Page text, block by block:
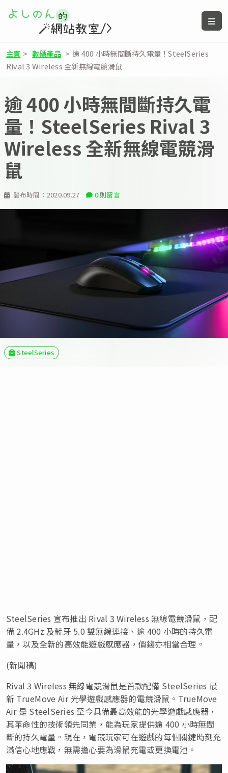
主頁 > 數碼產品 > 逾 400 小時無間斷持久電量！SteelSeries
Rival 3 Wireless 全新無線電競滑鼠
發布時間： 2020.09.27 0 則留言
逾 400 小時無間斷持久電
量！SteelSeries Rival 3
Wireless 全新無線電競滑
鼠
SteelSeries
SteelSeries 宣布推出 Rival 3 Wireless 無線電競滑鼠，配
備 2.4GHz 及藍牙 5.0 雙無線連接、逾 400 小時的持久電
量，以及全新的高效能遊戲感應器，價錢亦相當合理。
(新聞稿)
Rival 3 Wireless 無線電競滑鼠是首款配備 SteelSeries 最
新 TrueMove Air 光學遊戲感應器的電競滑鼠。TrueMove
Air 是 SteelSeries 至今具備最高效能的光學遊戲感應器，
其革命性的技術領先同業，能為玩家提供逾 400 小時無間
斷的持久電量。現在，電競玩家可在遊戲的每個關鍵時刻充
滿信心地應戰，無需擔心要為滑鼠充電或更換電池。